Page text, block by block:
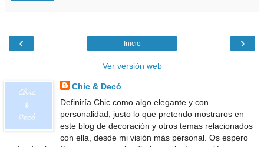
‹ ›
Inicio
Ver versión web
Chic & Decó
Definiría Chic como algo elegante y con
personalidad, justo lo que pretendo mostraros en
este blog de decoración y otros temas relacionados
con ella, desde mi visión más personal. Os espero